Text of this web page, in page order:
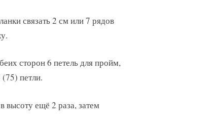
связать 2 см или 7 рядов
сторон 6 петель для пройм,
петли.
высоту ещё 2 раза, затем